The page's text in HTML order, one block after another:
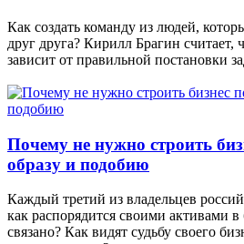
Как создать команду из людей,
друг друга? Кирилл Брагин считает,
зависит от правильной постановки
Почему не нужно строить
образу и подобию
Каждый третий из владельцев
как распорядится своими активами
связано? Как видят судьбу своего